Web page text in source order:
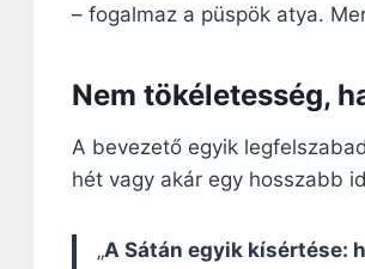
– fogalmaz a püspök atya.
Nem tökéletesség,
A bevezető egyik
hét vagy akár egy hosszabb
„A Sátán egyik kísértése: